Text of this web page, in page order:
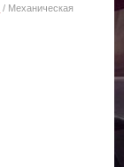
/ Механическая